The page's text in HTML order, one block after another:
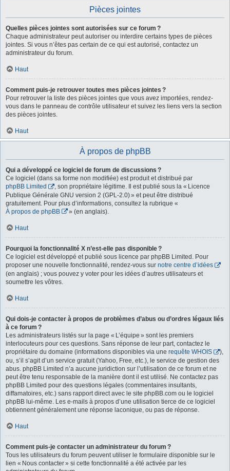
Pièces jointes
Quelles pièces jointes sont autorisées sur ce forum ?
Chaque administrateur peut autoriser ou interdire certains types de pièces
jointes. Si vous n’êtes pas certain de ce qui est autorisé, contactez un
administrateur du forum.
Haut
Comment puis-je retrouver toutes mes pièces jointes ?
Pour retrouver la liste des pièces jointes que vous avez importées, rendez-
vous dans le panneau de contrôle utilisateur et suivez les liens vers la section
des pièces jointes.
Haut
À propos de phpBB
Qui a développé ce logiciel de forum de discussions ?
Ce logiciel (dans sa forme non modifiée) est produit et distribué par
phpBB Limited
, son propriétaire légitime. Il est publié sous la « Licence
Publique Générale GNU version 2 (GPL-2.0) » et peut être distribué
gratuitement. Pour plus d’informations, consultez la rubrique «
À propos de phpBB
» (en anglais).
Haut
Pourquoi la fonctionnalité X n’est-elle pas disponible ?
Ce logiciel est développé et publié sous licence par phpBB Limited. Pour
proposer une nouvelle fonctionnalité, rendez-vous sur notre centre d’idées
(en anglais) ; vous pouvez y voter pour les idées d’autres utilisateurs et
soumettre les vôtres.
Haut
Qui dois-je contacter à propos de problèmes d’abus ou d’ordres légaux liés
à ce forum ?
Les administrateurs listés sur la page « L’équipe » sont les premiers
interlocuteurs pour ces questions. Sans réponse de leur part, contactez le
propriétaire du domaine (informations disponibles via une requête WHOIS
),
ou, s’il s’agit d’un service gratuit (Yahoo, Free, etc.), le service de gestion des
abus. phpBB Limited n’a aucune juridiction sur l’utilisation de ce forum et ne
peut être tenu responsable de la manière dont il est utilisé. Ne contactez pas
phpBB Limited pour des questions légales (commentaires insultants,
diffamatoires, etc.) sans rapport direct avec le site phpBB.com ou le logiciel
phpBB lui-même. Les e-mails à propos d’une utilisation tierce de ce logiciel
obtiennent généralement une réponse laconique, ou pas de réponse.
Haut
Comment puis-je contacter un administrateur du forum ?
Tous les utilisateurs du forum peuvent utiliser le formulaire disponible sur le
lien « Nous contacter » si cette fonctionnalité a été activée par les